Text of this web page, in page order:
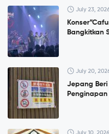
July 23,
Bangkitkan
July 20,
Jepang
July 10, 2026